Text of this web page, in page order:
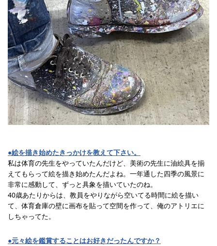
●絵を描き始めたきっかけを教えて下さい。
私は体育の先生をやっていたんだけど、美術の先生に油絵具を揃
えてもらって絵を描き始めたんだよね。一年通した四季の風景に
非常に感動して、ずっと具象を描いていたのね。
40歳あたりからは、教員をやりながら空いてる時間に絵を描い
て、体育倉庫の壁に画布を貼って空間を作って、俺のアトリエに
しちゃってた。
●元々絵を鑑賞することはお好きだったんですか？